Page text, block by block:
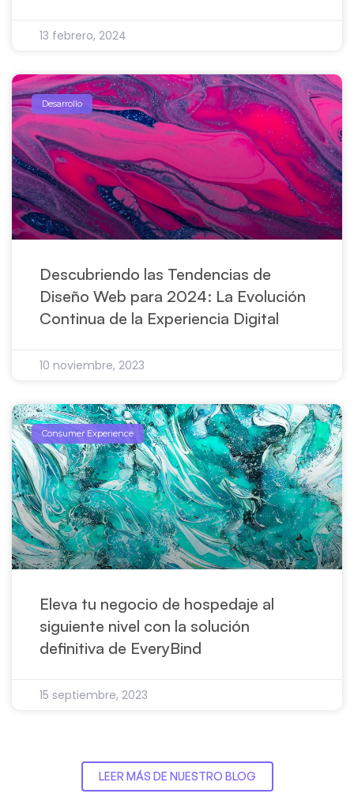
13 febrero, 2024
Desarrollo
Descubriendo las Tendencias de
Diseño Web para 2024: La Evolución
Continua de la Experiencia Digital
10 noviembre, 2023
Consumer Experience
Eleva tu negocio de hospedaje al
siguiente nivel con la solución
definitiva de EveryBind
15 septiembre, 2023
LEER MÁS DE NUESTRO BLOG